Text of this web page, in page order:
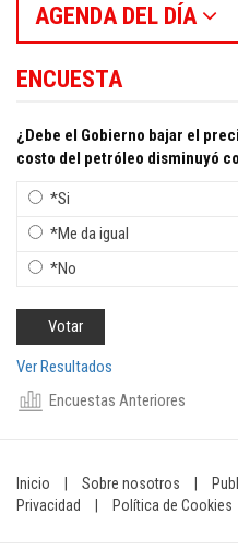
AGENDA DEL DÍA
ENCUESTA
¿Debe el Gobierno bajar el
costo del petróleo disminuyó
*Si
*Me da igual
*No
Ver Resultados
Encuestas Anteriores
Inicio Sobre nosotros
Privacidad
Política de Cookies